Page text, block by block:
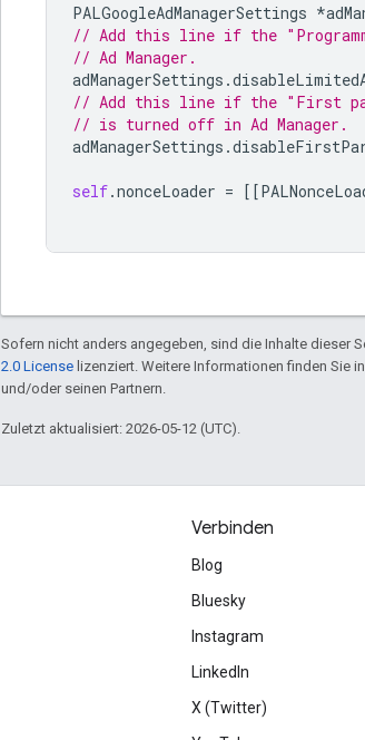
PALGoogleAdManagerSettings *
// Add this line if the
// Ad Manager.
adManagerSettings .
// Add this line if the "First
// is turned off in Ad Manager.
adManagerSettings .
self.nonceLoader = [[
Sofern nicht anders angegeben, sind die Inhalte dieser
2.0 License lizenziert. Weitere Informationen finden Sie
und/oder seinen Partnern.
Zuletzt aktualisiert: 2026-05-12 (UTC).
Verbinden
Blog
Bluesky
Instagram
LinkedIn
X (Twitter)